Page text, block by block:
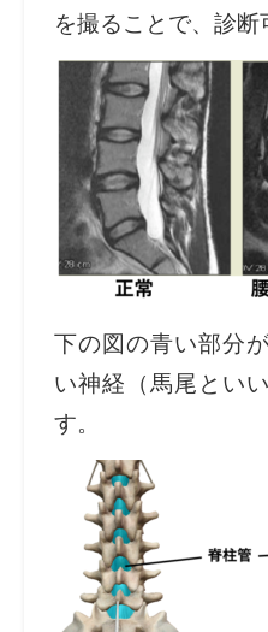
を撮ることで、診断
下の図の青い部分
い神経（馬尾とい
す。